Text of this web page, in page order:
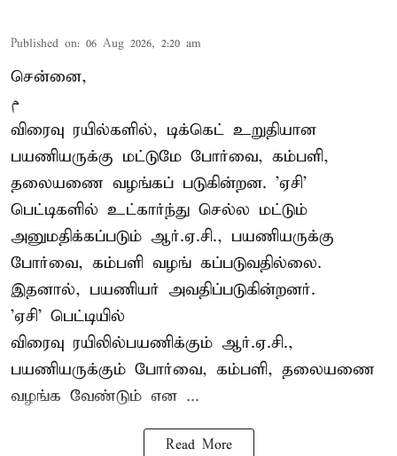
Published on: 06 Aug 2026, 2:20 am
சென்னை,
م
விரைவு ரயில்களில், டிக்கெட் உறுதியான
பயணியருக்கு மட்டுமே போர்வை, கம்பளி,
தலையணை வழங்கப் படுகின்றன. 'ஏசி'
பெட்டிகளில் உட்கார்ந்து செல்ல மட்டும்
அனுமதிக்கப்படும் ஆர்.ஏ.சி., பயணியருக்கு
போர்வை, கம்பளி வழங் கப்படுவதில்லை.
இதனால், பயணியர் அவதிப்படுகின்றனர்.
'ஏசி' பெட்டியில்
விரைவு ரயிலில்பயணிக்கும் ஆர்.ஏ.சி.,
பயணியருக்கும் போர்வை, கம்பளி, தலையணை
வழங்க வேண்டும் என ...
Read More